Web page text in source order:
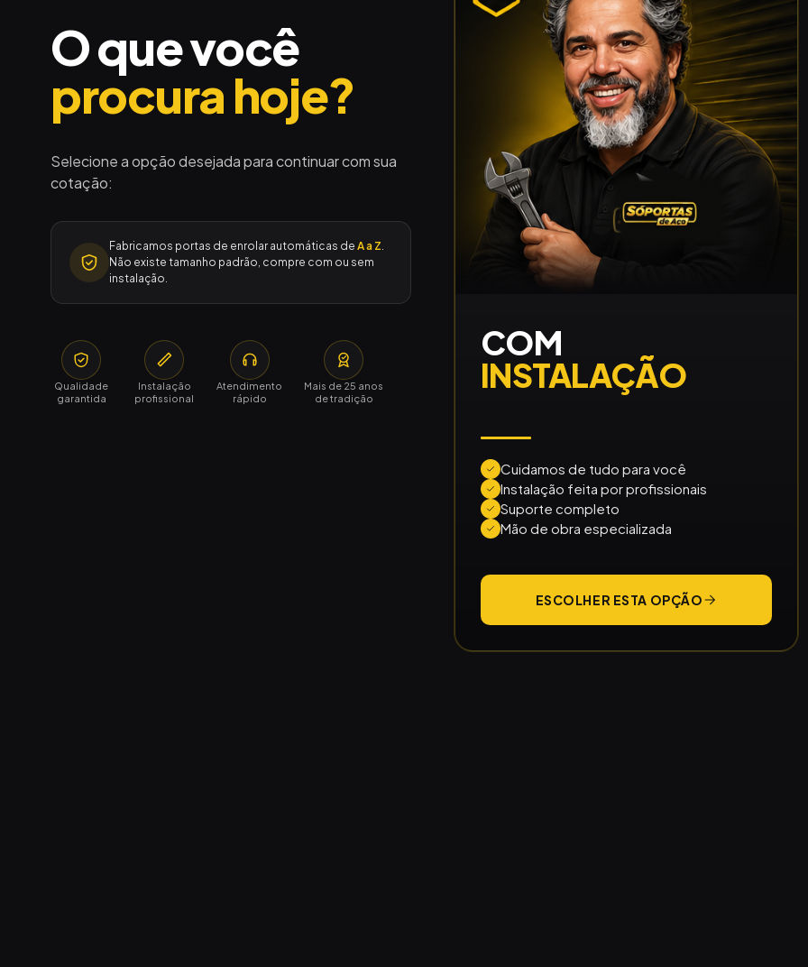
O que você
procura hoje?
Selecione a opção desejada para continuar com sua
cotação:
Fabricamos portas de enrolar automáticas de A a Z.
Não existe tamanho padrão, compre com ou sem
instalação.
Qualidade
garantida
Instalação
profissional
Atendimento
rápido
Mais de 25 anos
de tradição
COM
INSTALAÇÃO
Cuidamos de tudo para você
Instalação feita por profissionais
Suporte completo
Mão de obra especializada
ESCOLHER ESTA OPÇÃO